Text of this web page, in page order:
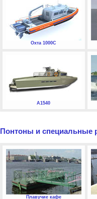
Охта 1000С
А1540
Понтоны и специальные
Плавучие кафе